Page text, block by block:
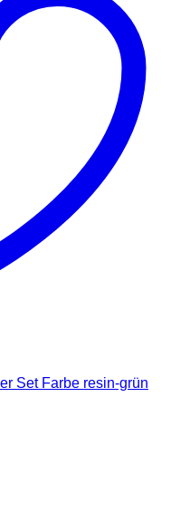
Set Farbe resin-grün